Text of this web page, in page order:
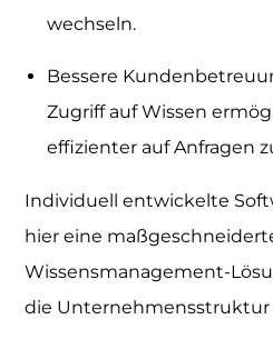
wechseln.
Bessere
Zugriff auf Wissen
effizienter auf Anfragen
Individuell entwickelte
hier eine
Wissensmanagement-
die Unternehmensstruktur